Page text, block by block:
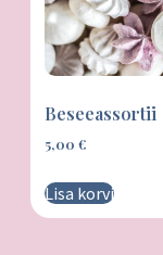
Beseeassortii
5,00 €
Lisa korvi